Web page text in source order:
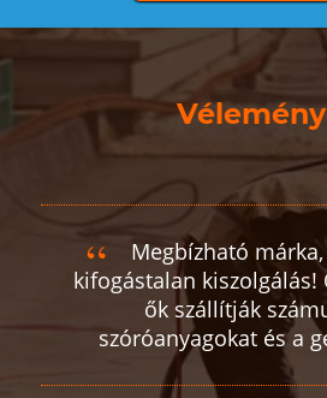
Megbízható
kifogástalan kiszolgálás!
ők szállítják
szóróanyagokat és a